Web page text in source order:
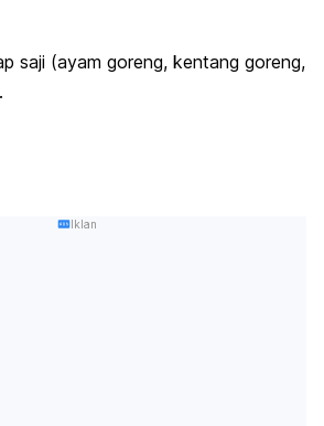
saji (ayam goreng, kentang goreng,
Iklan